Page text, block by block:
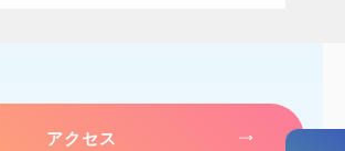
アクセス